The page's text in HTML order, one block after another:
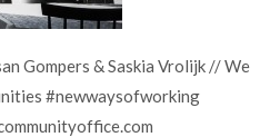
Gompers & Saskia Vrolijk // We
#newwaysofworking